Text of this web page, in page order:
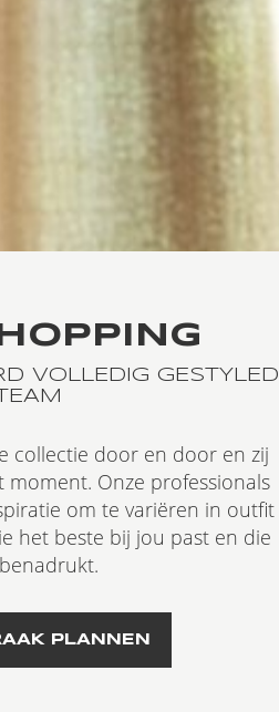
VOLLEDIG GESTYLED
collectie door en door en zij
Onze professionals
om te variëren in outfit
het beste bij jou past en die
PLANNEN